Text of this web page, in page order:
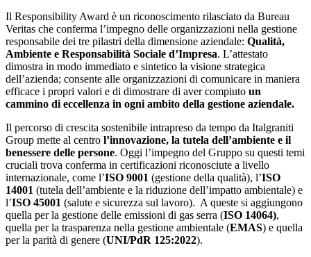
Il Responsibility Award è un riconoscimento rilasciato da Bureau
Veritas che conferma l’impegno delle organizzazioni nella gestione
responsabile dei tre pilastri della dimensione aziendale: Qualità,
Ambiente e Responsabilità Sociale d’Impresa. L’attestato
dimostra in modo immediato e sintetico la visione strategica
dell’azienda; consente alle organizzazioni di comunicare in maniera
efficace i propri valori e di dimostrare di aver compiuto un
cammino di eccellenza in ogni ambito della gestione aziendale.
Il percorso di crescita sostenibile intrapreso da tempo da Italgraniti
Group mette al centro l’innovazione, la tutela dell’ambiente e il
benessere delle persone. Oggi l’impegno del Gruppo su questi temi
cruciali trova conferma in certificazioni riconosciute a livello
internazionale, come l’ISO 9001 (gestione della qualità), l’ISO
14001 (tutela dell’ambiente e la riduzione dell’impatto ambientale) e
l’ISO 45001 (salute e sicurezza sul lavoro). A queste si aggiungono
quella per la gestione delle emissioni di gas serra (ISO 14064),
quella per la trasparenza nella gestione ambientale (EMAS) e quella
per la parità di genere (UNI/PdR 125:2022).